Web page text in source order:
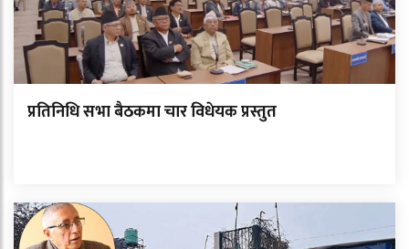
प्रतिनिधि सभा बैठकमा चार विधेयक प्रस्तुत